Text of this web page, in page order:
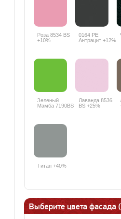
Роза 8534 BS
+10%
0164 РЕ
Антрацит +12%
Зеленый
Мамба 7190BS
Лаванда 8536
BS +25%
Титан +40%
Выберите цвета фасада